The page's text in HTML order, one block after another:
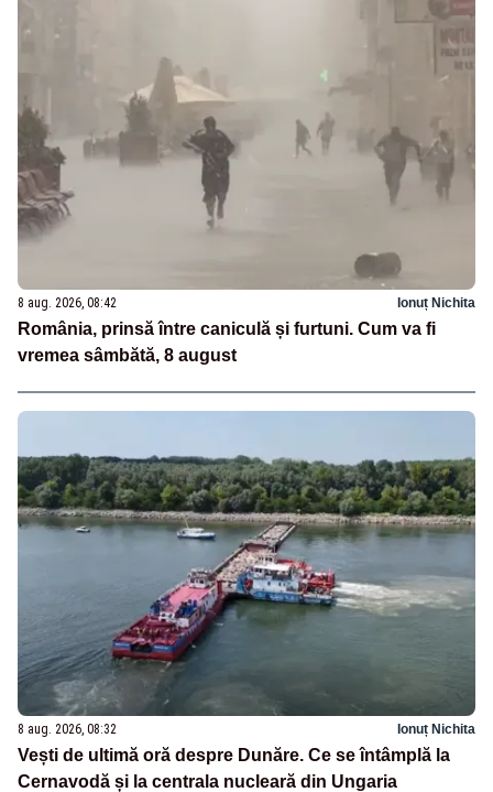
8 aug. 2026, 08:42 Ionuț Nichita
România, prinsă între caniculă și furtuni. Cum va fi
vremea sâmbătă, 8 august
8 aug. 2026, 08:32 Ionuț Nichita
Vești de ultimă oră despre Dunăre. Ce se întâmplă la
Cernavodă și la centrala nucleară din Ungaria